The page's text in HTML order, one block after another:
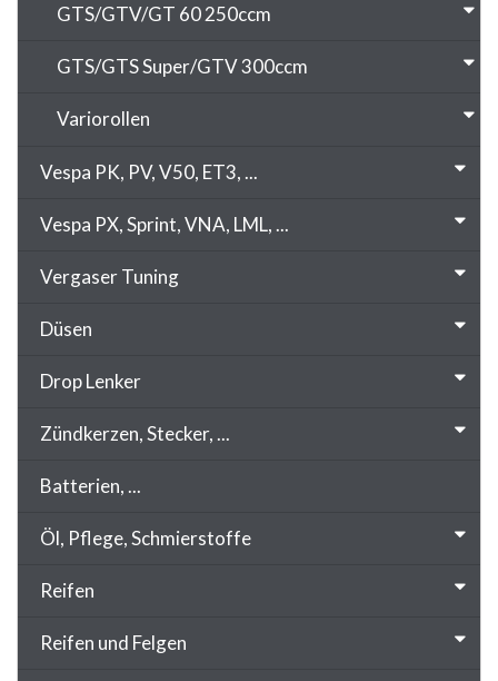
GTS/GTV/GT 60 250ccm
GTS/GTS Super/GTV 300ccm
Variorollen
Vespa PK, PV, V50, ET3, ...
Vespa PX, Sprint, VNA, LML, ...
Vergaser Tuning
Düsen
Drop Lenker
Zündkerzen, Stecker, ...
Batterien, ...
Öl, Pflege, Schmierstoffe
Reifen
Reifen und Felgen